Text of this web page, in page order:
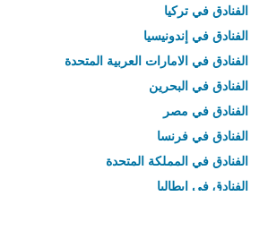
الفنادق في تركيا
الفنادق في إندونيسيا
الفنادق في الامارات العربية المتحدة
الفنادق في البحرين
الفنادق في مصر
الفنادق في فرنسا
الفنادق في المملكة المتحدة
الفنادق في إيطاليا